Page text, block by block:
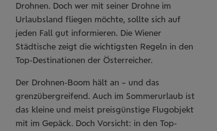
Drohnen. Doch wer mit seiner Drohne im
Urlaubsland fliegen möchte, sollte sich auf
jeden Fall gut informieren. Die Wiener
Städtische zeigt die wichtigsten Regeln in den
Top-Destinationen der Österreicher.
Der Drohnen-Boom hält an – und das
grenzübergreifend. Auch im Sommerurlaub ist
das kleine und meist preisgünstige Flugobjekt
mit im Gepäck. Doch Vorsicht: in den Top-